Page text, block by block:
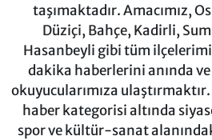
taşımaktadır. Amacımız,
Düziçi, Bahçe, Kadirli,
Hasanbeyli gibi tüm
dakika haberlerini anında
okuyucularımıza
haber kategorisi altında
spor ve kültür-sanat